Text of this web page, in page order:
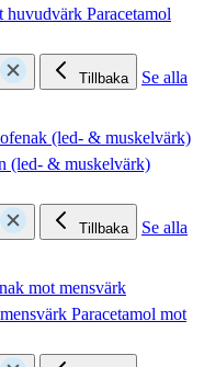
huvudvärk Paracetamol
Tillbaka
Se alla
(led- & muskelvärk)
(led- & muskelvärk)
Tillbaka
Se alla
mot mensvärk
Paracetamol mot